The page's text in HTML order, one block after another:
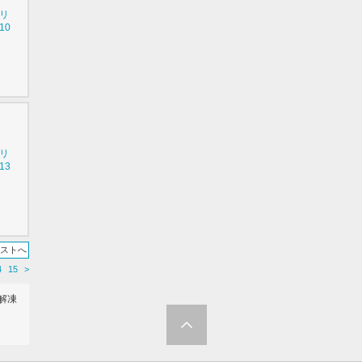
トへ
15 >
凍